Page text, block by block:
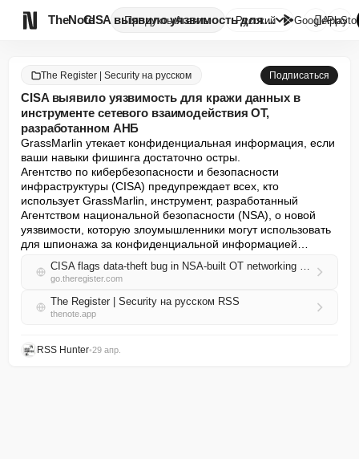
TheNote ПродуктыАгенты CISA выявило уязвимость для кр...
Русский GooglePlay

The Register | Security на русском Подписаться
CISA выявило уязвимость для кражи данных в
инструменте сетевого взаимодействия OT,
разработанном АНБ
GrassMarlin утекает конфиденциальная информация, если
ваши навыки фишинга достаточно остры.
Агентство по кибербезопасности и безопасности
инфраструктуры (CISA) предупреждает всех, кто
использует GrassMarlin, инструмент, разработанный
Агентством национальной безопасности (NSA), о новой
уязвимости, которую злоумышленники могут использовать
для шпионажа за конфиденциальной информацией…
CISA flags data-theft bug in NSA-built OT networking tool
go.theregister.com
The Register | Security на русском RSS
thenote.app
RSS Hunter•29 апр.